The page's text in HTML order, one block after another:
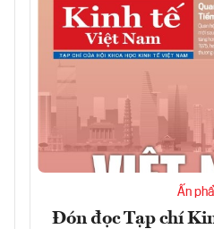
Ấn
Đón đọc Tạp chí